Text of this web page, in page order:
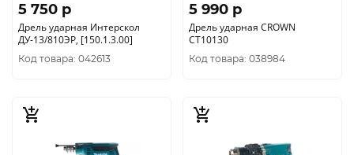
5 750 p
Дрель ударная Интерскол
ДУ-13/810ЭР, [150.1.3.00]
Код товара: 042613
5 990 p
Дрель ударная CROWN
CT10130
Код товара: 038984